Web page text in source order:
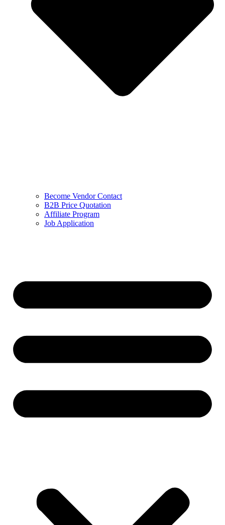
Become Vendor Contact
B2B Price Quotation
Affiliate Program
Job Application